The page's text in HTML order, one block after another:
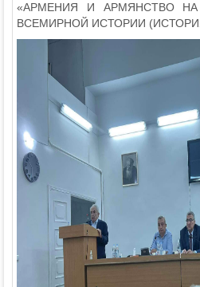
«АРМЕНИЯ И АРМЯНСТВО
ВСЕМИРНОЙ ИСТОРИИ